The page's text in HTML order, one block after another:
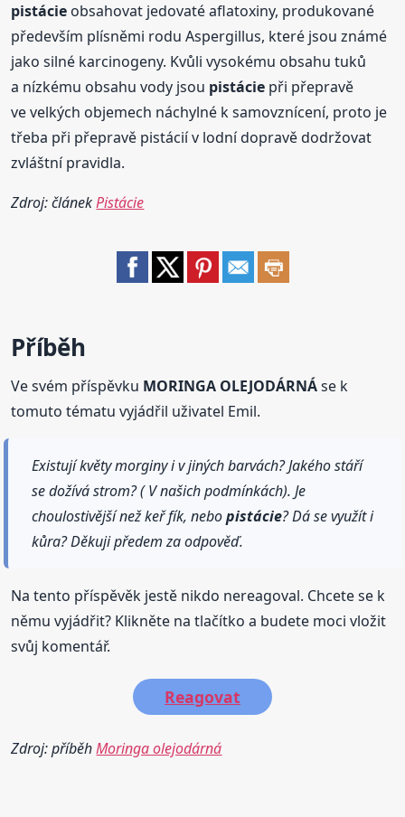
pistácie obsahovat jedovaté aflatoxiny, produkované
především plísněmi rodu Aspergillus, které jsou známé
jako silné karcinogeny. Kvůli vysokému obsahu tuků
a nízkému obsahu vody jsou pistácie při přepravě
ve velkých objemech náchylné k samovznícení, proto je
třeba při přepravě pistácií v lodní dopravě dodržovat
zvláštní pravidla.
Zdroj: článekPistácie
Příběh
Ve svém příspěvku MORINGA OLEJODÁRNÁse k
tomuto tématu vyjádřil uživatel Emil.
Existují květy morginy i v jiných barvách? Jakého stáří
se dožívá strom? ( V našich podmínkách). Je
choulostivější než keř fík, nebopistácie? Dá se využít i
kůra? Děkuji předem za odpověď.
Na tento příspěvěk jestě nikdo nereagoval. Chcete se k
němu vyjádřit? Klikněte na tlačítko a budete moci vložit
svůj komentář.
Reagovat
Zdroj: příběhMoringa olejodárná